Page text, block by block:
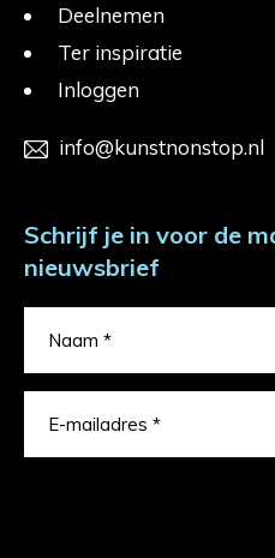
Deelnemen
Ter inspiratie
Inloggen
info@kunstnonstop.nl
Schrijf je in voor de
nieuwsbrief